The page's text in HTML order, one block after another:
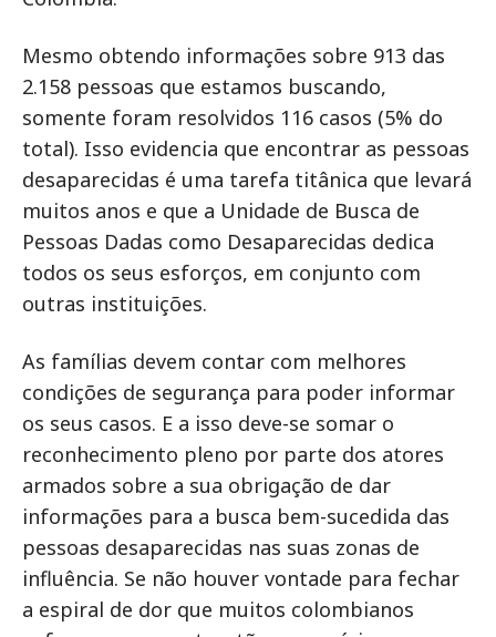
Mesmo obtendo informações sobre 913 das
2.158 pessoas que estamos buscando,
somente foram resolvidos 116 casos (5% do
total). Isso evidencia que encontrar as pessoas
desaparecidas é uma tarefa titânica que levará
muitos anos e que a Unidade de Busca de
Pessoas Dadas como Desaparecidas dedica
todos os seus esforços, em conjunto com
outras instituições.
As famílias devem contar com melhores
condições de segurança para poder informar
os seus casos. E a isso deve-se somar o
reconhecimento pleno por parte dos atores
armados sobre a sua obrigação de dar
informações para a busca bem-sucedida das
pessoas desaparecidas nas suas zonas de
influência. Se não houver vontade para fechar
a espiral de dor que muitos colombianos